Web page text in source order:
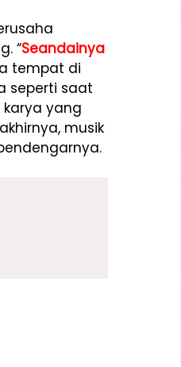
“Seandainya
tempat di
seperti saat
karya yang
musik